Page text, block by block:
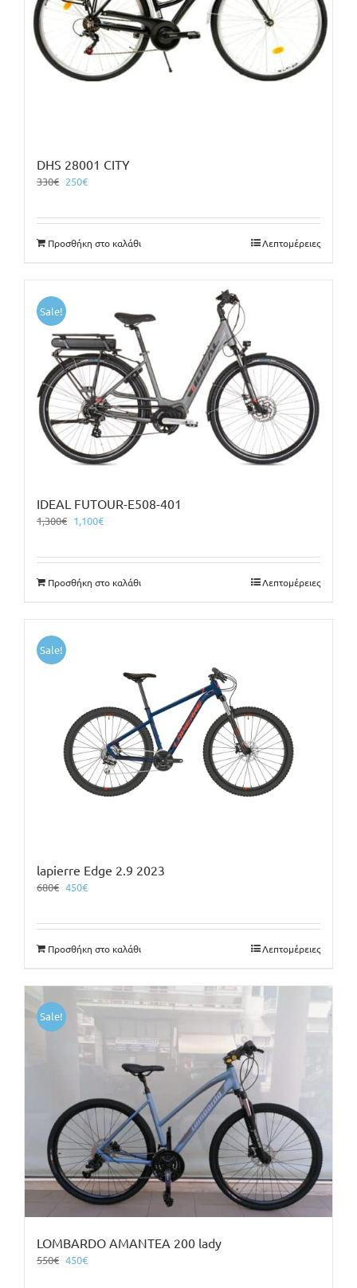
DHS 28001 CITY
330€ Original
250€Η
250€.
Προσθήκη στο καλάθι Λεπτομέρειες
Sale!
IDEAL FUTOUR-E508-401
1,300€ Original
1,300€.
1,100€Η
είναι:
1,100€.
Προσθήκη στο καλάθι Λεπτομέρειες
Sale!
lapierre Edge 2.9 2023
680€ Original
680€.
450€Η
είναι:
450€.
Προσθήκη στο καλάθι Λεπτομέρειες
Sale!
LOMBARDO AMANTEA 200 lady
550€ Original
450€Η